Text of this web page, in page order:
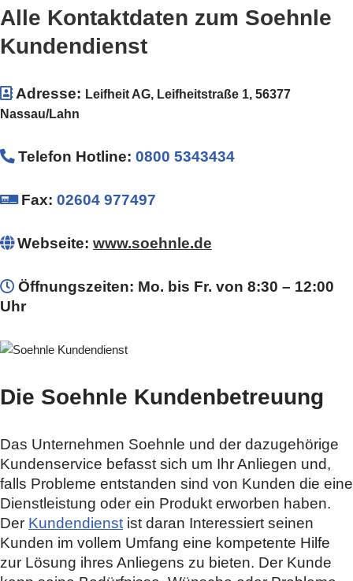
Alle Kontaktdaten zum Soehnle
Kundendienst
Adresse: Leifheit AG, Leifheitstraße 1, 56377
Nassau/Lahn
Telefon Hotline: 0800 5343434
Fax: 02604 977497
Webseite: www.soehnle.de
Öffnungszeiten: Mo. bis Fr. von 8:30 – 12:00
Uhr
Die Soehnle Kundenbetreuung
Das Unternehmen Soehnle und der dazugehörige
Kundenservice befasst sich um Ihr Anliegen und,
falls Probleme entstanden sind von Kunden die eine
Dienstleistung oder ein Produkt erworben haben.
Der Kundendienst ist daran Interessiert seinen
Kunden im vollem Umfang eine kompetente Hilfe
zur Lösung ihres Anliegens zu bieten. Der Kunde